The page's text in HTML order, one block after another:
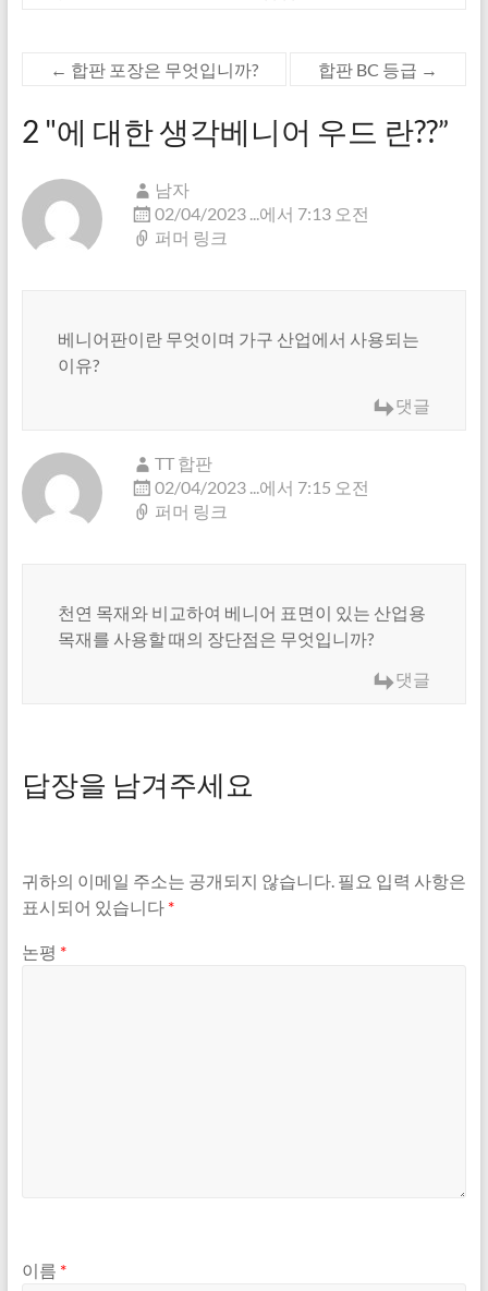
← 합판 포장은 무엇입니까? 합판 BC 등급 →
2 "에 대한 생각베니어 우드 란??”
남자
02/04/2023 ...에서 7:13 오전
퍼머 링크
베니어판이란 무엇이며 가구 산업에서 사용되는
이유?
댓글
TT 합판
02/04/2023 ...에서 7:15 오전
퍼머 링크
천연 목재와 비교하여 베니어 표면이 있는 산업용
목재를 사용할 때의 장단점은 무엇입니까?
댓글
답장을 남겨주세요
귀하의 이메일 주소는 공개되지 않습니다. 필요 입력 사항은
표시되어 있습니다 *
논평 *
이름 *